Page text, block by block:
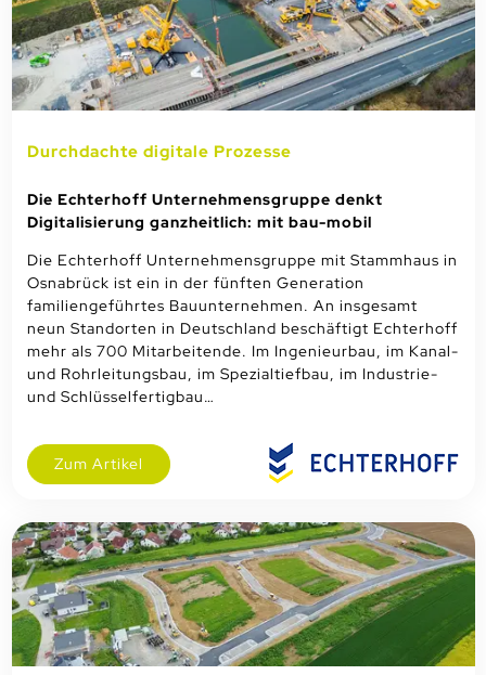
Durchdachte digitale Prozesse
Die Echterhoff Unternehmensgruppe denkt
Digitalisierung ganzheitlich: mit bau-mobil
Die Echterhoff Unternehmensgruppe mit Stammhaus in
Osnabrück ist ein in der fünften Generation
familiengeführtes Bauunternehmen. An insgesamt
neun Standorten in Deutschland beschäftigt Echterhoff
mehr als 700 Mitarbeitende. Im Ingenieurbau, im Kanal-
und Rohrleitungsbau, im Spezialtiefbau, im Industrie-
und Schlüsselfertigbau…
Zum Artikel